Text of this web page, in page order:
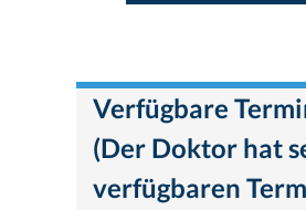
Verfügbare
(Der Doktor hat
verfügbaren